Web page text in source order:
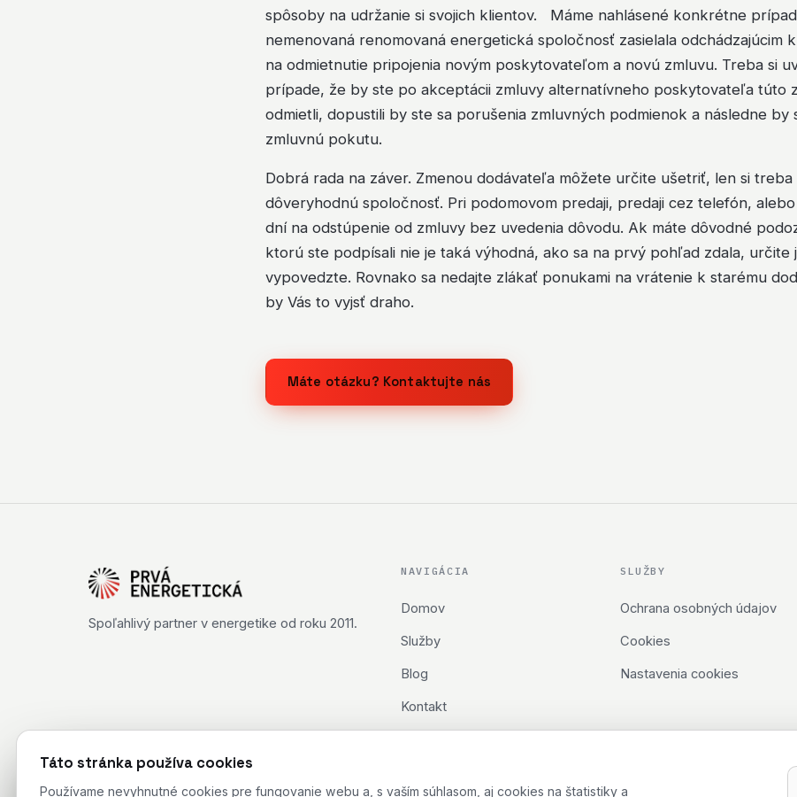
spôsoby na udržanie si svojich klientov. Máme nahlásené konkrétne
nemenovaná renomovaná energetická spoločnosť zasielala odchádzajúcim
na odmietnutie pripojenia novým poskytovateľom a novú zmluvu. Treba si
prípade, že by ste po akceptácii zmluvy alternatívneho poskytovateľa túto
odmietli, dopustili by ste sa porušenia zmluvných podmienok a následne by
zmluvnú pokutu.
Dobrá rada na záver. Zmenou dodávateľa môžete určite ušetriť, len si
dôveryhodnú spoločnosť. Pri podomovom predaji, predaji cez telefón,
dní na odstúpenie od zmluvy bez uvedenia dôvodu. Ak máte dôvodné
ktorú ste podpísali nie je taká výhodná, ako sa na prvý pohľad zdala,
vypovedzte. Rovnako sa nedajte zlákať ponukami na vrátenie k starému
by Vás to vyjsť draho.
Máte otázku? Kontaktujte nás
Spoľahlivý partner v energetike od roku 2011.
NAVIGÁCIA
Domov
Služby
Blog
Kontakt
SLUŽBY
Ochrana osobných údajov
Cookies
Nastavenia cookies
Táto stránka používa cookies
Používame nevyhnutné cookies pre fungovanie webu a, s vaším súhlasom, aj cookies na štatistiky a